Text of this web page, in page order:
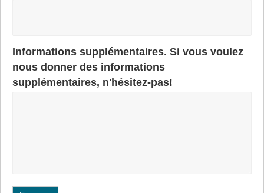
Informations supplémentaires. Si vous voulez
nous donner des informations
supplémentaires, n'hésitez-pas!